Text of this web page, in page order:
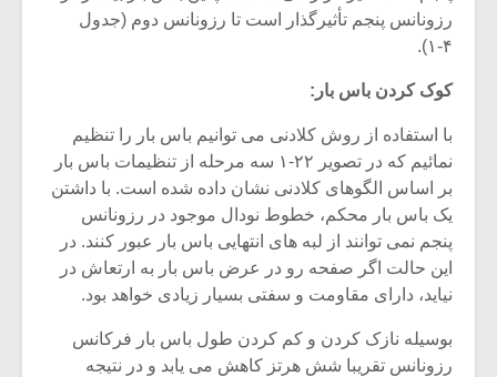
رزونانس پنجم تأثیرگذار است تا رزونانس دوم (جدول
۴-۱).
کوک کردن باس بار:
با استفاده از روش کلادنی می توانیم باس بار را تنظیم
نمائیم که در تصویر ۲۲-۱ سه مرحله از تنظیمات باس بار
بر اساس الگوهای کلادنی نشان داده شده است. با داشتن
یک باس بار محکم، خطوط نودال موجود در رزونانس
پنجم نمی توانند از لبه های انتهایی باس بار عبور کنند. در
این حالت اگر صفحه رو در عرض باس بار به ارتعاش در
نیاید، دارای مقاومت و سفتی بسیار زیادی خواهد بود.
بوسیله نازک کردن و کم کردن طول باس بار فرکانس
رزونانس تقریبا شش هرتز کاهش می یابد و در نتیجه